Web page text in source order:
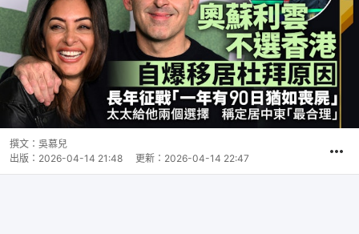
撰文： 吳慕兒
出版： 2026-04-14 21:48 更新： 2026-04-14 22:47